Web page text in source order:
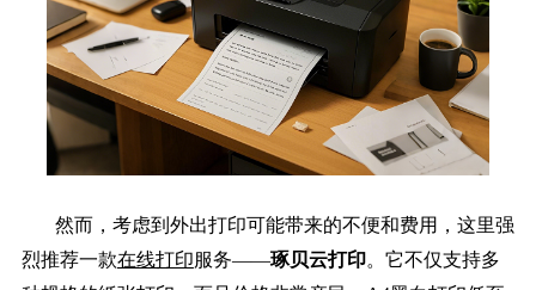
然而，考虑到外出打印可能带来的不便和费用，这里强
烈推荐一款在线打印服务——琢贝云打印。它不仅支持多